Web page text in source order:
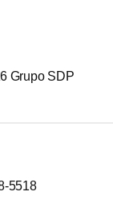
Grupo SDP
5518